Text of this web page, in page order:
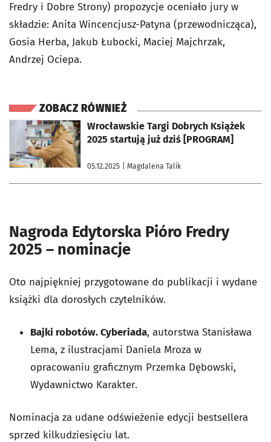
Fredry i Dobre Strony) propozycje oceniało jury w
składzie: Anita Wincencjusz-Patyna (przewodnicząca),
Gosia Herba, Jakub Łubocki, Maciej Majchrzak,
Andrzej Ociepa.
ZOBACZ RÓWNIEŻ
Wrocławskie Targi Dobrych Książek
2025 startują już dziś [PROGRAM]
05.12.2025 | Magdalena Talik
otworzy się w nowej karcie
Nagroda Edytorska Pióro Fredry
2025 – nominacje
Oto najpiękniej przygotowane do publikacji i wydane
książki dla dorosłych czytelników.
Bajki robotów. Cyberiada, autorstwa Stanisława
Lema, z ilustracjami Daniela Mroza w
opracowaniu graficznym Przemka Dębowski,
Wydawnictwo Karakter.
Nominacja za udane odświeżenie edycji bestsellera
sprzed kilkudziesięciu lat.